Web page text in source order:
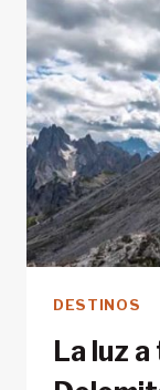
DESTINOS
La luz